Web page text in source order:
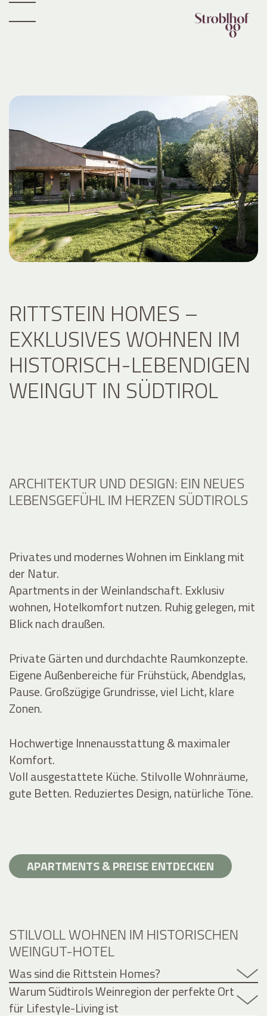
RITTSTEIN HOMES –
EXKLUSIVES WOHNEN IM
HISTORISCH-LEBENDIGEN
WEINGUT IN SÜDTIROL
ARCHITEKTUR UND DESIGN: EIN NEUES
LEBENSGEFÜHL IM HERZEN SÜDTIROLS
Privates und modernes Wohnen im Einklang mit
der Natur.
Apartments in der Weinlandschaft. Exklusiv
wohnen, Hotelkomfort nutzen. Ruhig gelegen, mit
Blick nach draußen.
Private Gärten und durchdachte Raumkonzepte.
Eigene Außenbereiche für Frühstück, Abendglas,
Pause. Großzügige Grundrisse, viel Licht, klare
Zonen.
Hochwertige Innenausstattung & maximaler
Komfort.
Voll ausgestattete Küche. Stilvolle Wohnräume,
gute Betten. Reduziertes Design, natürliche Töne.
APARTMENTS & PREISE ENTDECKEN
STILVOLL WOHNEN IM HISTORISCHEN
WEINGUT-HOTEL
Was sind die Rittstein Homes?
Warum Südtirols Weinregion der perfekte Ort
für Lifestyle-Living ist